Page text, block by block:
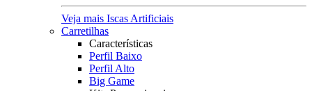
Veja mais Iscas Artificiais
Carretilhas
Características
Perfil Baixo
Perfil Alto
Big Game